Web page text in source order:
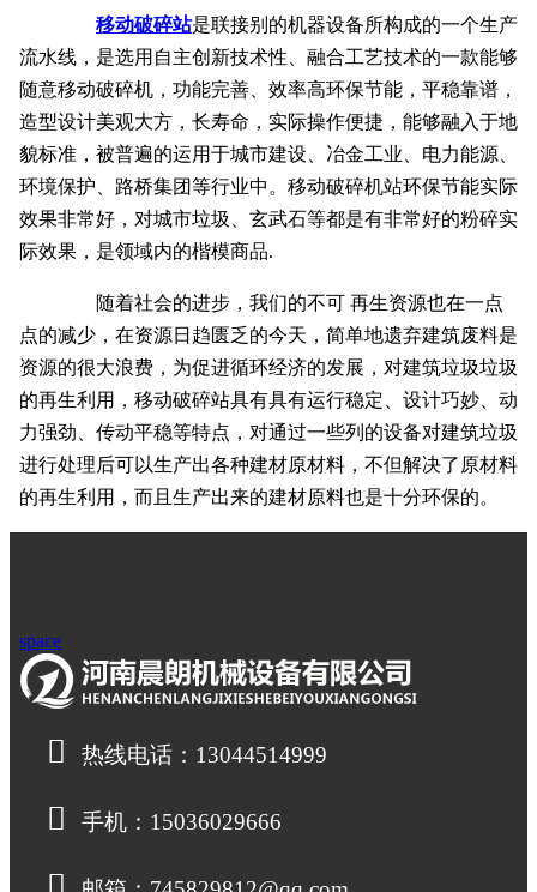
移动破碎站是联接别的机器设备所构成的一个生产
流水线，是选用自主创新技术性、融合工艺技术的一款能够
随意移动破碎机，功能完善、效率高环保节能，平稳靠谱，
造型设计美观大方，长寿命，实际操作便捷，能够融入于地
貌标准，被普遍的运用于城市建设、冶金工业、电力能源、
环境保护、路桥集团等行业中。移动破碎机站环保节能实际
效果非常好，对城市垃圾、玄武石等都是有非常好的粉碎实
际效果，是领域内的楷模商品.
随着社会的进步，我们的不可 再生资源也在一点
点的减少，在资源日趋匮乏的今天，简单地遗弃建筑废料是
资源的很大浪费，为促进循环经济的发展，对建筑垃圾垃圾
的再生利用，移动破碎站具有具有运行稳定、设计巧妙、动
力强劲、传动平稳等特点，对通过一些列的设备对建筑垃圾
进行处理后可以生产出各种建材原材料，不但解决了原材料
的再生利用，而且生产出来的建材原料也是十分环保的。
space
热线电话：13044514999
手机：15036029666